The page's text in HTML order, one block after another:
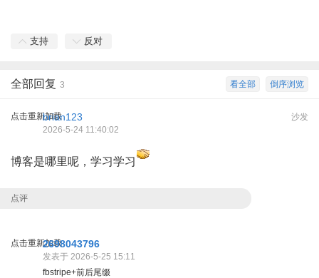
支持 反对
倒序浏览
看全部
全部回复 3
点击重新加载 沙发
brian123
2026-5-24 11:40:02
博客是哪里呢，学习学习
点评
点击重新加载2698043796
发表于 2026-5-25 15:11
fbstripe+前后尾缀